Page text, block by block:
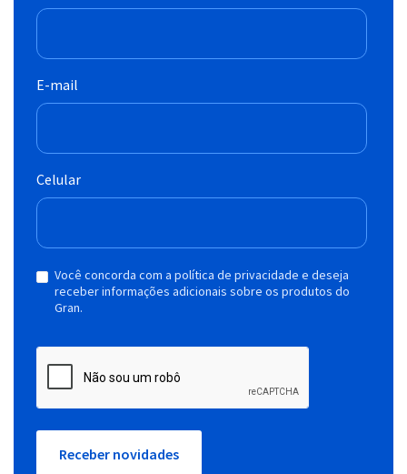
E-mail
Celular
Você concorda com a política de privacidade e deseja
receber informações adicionais sobre os produtos do
Gran.
Receber novidades